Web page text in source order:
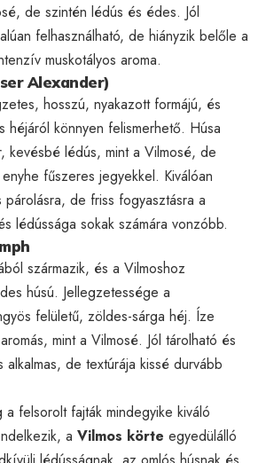
de szintén lédús és édes. Jól
felhasználható, de hiányzik belőle a
muskotályos aroma.
Alexander)
hosszú, nyakazott formájú, és
héjáról könnyen felismerhető. Húsa
kevésbé lédús, mint a Vilmosé, de
fűszeres jegyekkel. Kiválóan
párolásra, de friss fogyasztásra a
lédússága sokak számára vonzóbb.
származik, és a Vilmoshoz
húsú. Jellegzetessége a
felületű, zöldes-sárga héj. Íze
mint a Vilmosé. Jól tárolható és
alkalmas, de textúrája kissé durvább
felsorolt fajták mindegyike kiváló
a Vilmos körte egyedülálló